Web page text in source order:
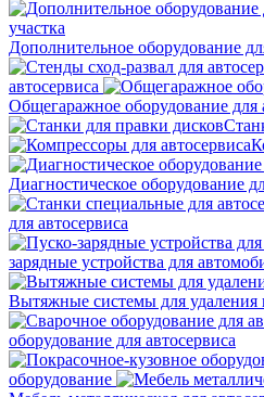
Дополнительное оборудование
автосервиса
Общегаражное оборудование для
Диагностическое оборудование
для автосервиса
зарядные устройства для
Вытяжные системы для удаления
оборудование для автосервиса
оборудование